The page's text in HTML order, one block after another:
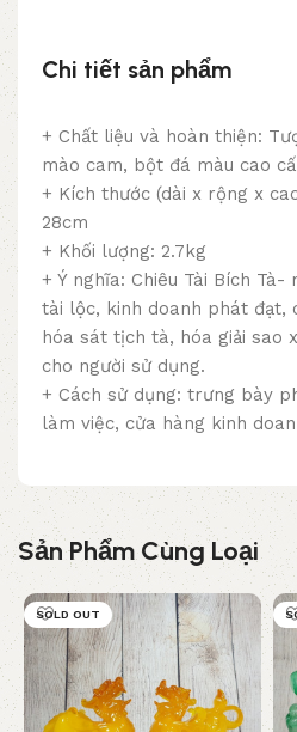
Chi tiết sản phẩm
+ Chất liệu và hoàn thiện:
mào cam, bột đá màu cao
+ Kích thước (dài x rộng x
28cm
+ Khối lượng: 2.7kg
+ Ý nghĩa: Chiêu Tài Bích
tài lộc, kinh doanh phát đạt,
hóa sát tịch tà, hóa giải sao
cho người sử dụng.
+ Cách sử dụng: trưng bày
làm việc, cửa hàng kinh
Sản Phẩm Cùng Loại
SOLD OUT